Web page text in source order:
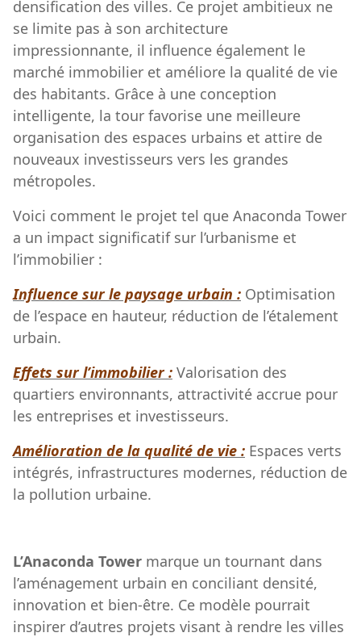
densification des villes. Ce projet ambitieux ne
se limite pas à son architecture
impressionnante, il influence également le
marché immobilier et améliore la qualité de vie
des habitants. Grâce à une conception
intelligente, la tour favorise une meilleure
organisation des espaces urbains et attire de
nouveaux investisseurs vers les grandes
métropoles.
Voici comment le projet tel que Anaconda Tower
a un impact significatif sur l’urbanisme et
l’immobilier :
Influence sur le paysage urbain : Optimisation
de l’espace en hauteur, réduction de l’étalement
urbain.
Effets sur l’immobilier : Valorisation des
quartiers environnants, attractivité accrue pour
les entreprises et investisseurs.
Amélioration de la qualité de vie : Espaces verts
intégrés, infrastructures modernes, réduction de
la pollution urbaine.
L’Anaconda Tower marque un tournant dans
l’aménagement urbain en conciliant densité,
innovation et bien-être. Ce modèle pourrait
inspirer d’autres projets visant à rendre les villes